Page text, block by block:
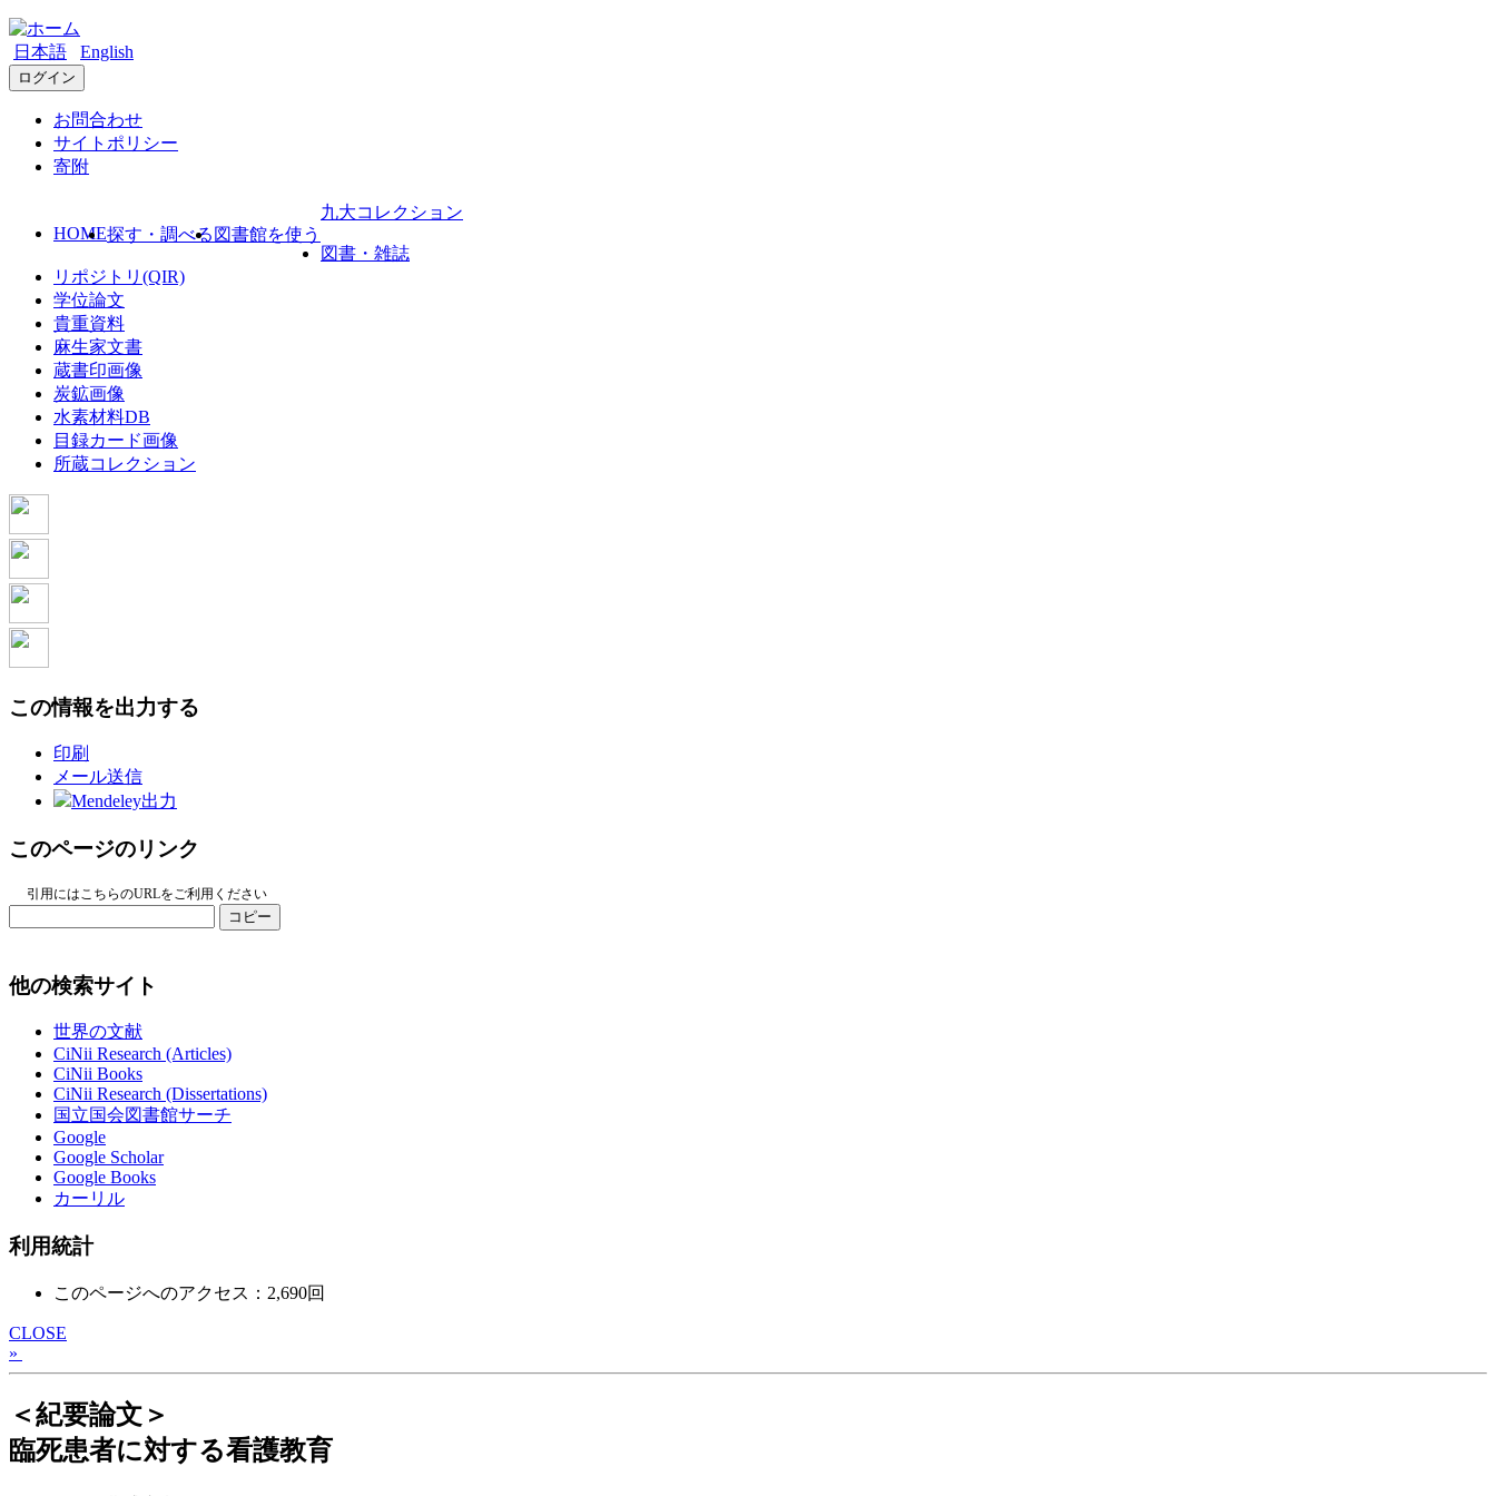
日本語 English
ログイン
お問合わせ
サイトポリシー
寄附
HOME探す・調べる 図書館を使う
九大コレクション
図書・雑誌
リポジトリ(QIR)
学位論文
貴重資料
麻生家文書
蔵書印画像
炭鉱画像
水素材料DB
目録カード画像
所蔵コレクション
この情報を出力する
印刷
メール送信
Mendeley出力
このページのリンク
引用にはこちらのURLをご利用ください
コピー
他の検索サイト
世界の文献
CiNii Research (Articles)
CiNii Books
CiNii Research (Dissertations)
国立国会図書館サーチ
Google
Google Scholar
Google Books
カーリル
利用統計
このページへのアクセス：2,690回
CLOSE
»
＜紀要論文＞
臨死患者に対する看護教育